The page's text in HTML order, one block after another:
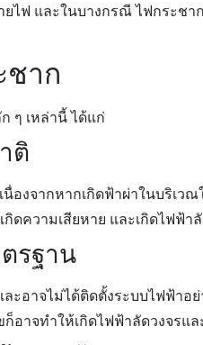
ฟ และในบางกรณี ไฟกระชา
ชาก
ๆ เหล่านี้ ได้แก่
ติ
องจากหากเกิดฟ้าผ่าในบริเ
ดความเสียหาย และเกิดไฟฟ้า
รฐาน
ะอาจไม่ได้ติดตั้งระบบไฟฟ้า
อาจทำให้เกิดไฟฟ้าลัดวงจรแ